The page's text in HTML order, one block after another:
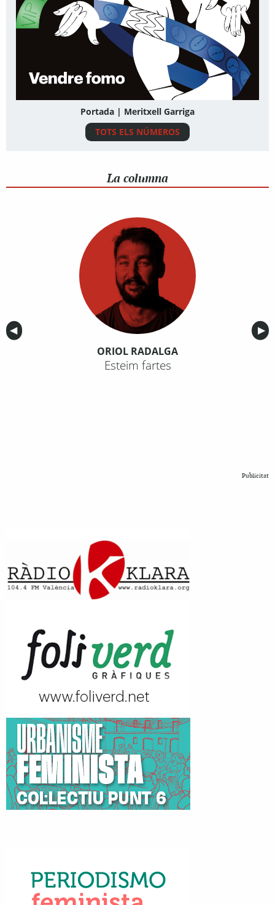
Portada | Meritxell Garriga
TOTS ELS NÚMEROS
La columna
Anterior
◀︎ ▶︎
ORIOL RADALGA
Esteim fartes
Publicitat